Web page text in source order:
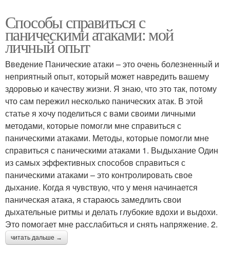
Способы справиться с
паническими атаками: мой
личный опыт
Введение Панические атаки – это очень болезненный и
неприятный опыт, который может навредить вашему
здоровью и качеству жизни. Я знаю, что это так, потому
что сам пережил несколько панических атак. В этой
статье я хочу поделиться с вами своими личными
методами, которые помогли мне справиться с
паническими атаками. Методы, которые помогли мне
справиться с паническими атаками 1. Выдыхание Один
из самых эффективных способов справиться с
паническими атаками – это контролировать свое
дыхание. Когда я чувствую, что у меня начинается
паническая атака, я стараюсь замедлить свои
дыхательные ритмы и делать глубокие вдохи и выдохи.
Это помогает мне расслабиться и снять напряжение. 2.
читать дальше →